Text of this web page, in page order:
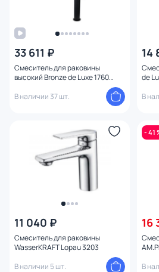
33 611 ₽
Смеситель для раковины
высокий Bronze de Luxe 1760
Лофт 3352SB черный матовый
В наличии 37 шт.
14
de
В
11 040 ₽
Смеситель для раковины
WasserKRAFT Lopau 3203
В наличии 5 шт.
- 41
16
В
Длина излива
Высота излива
Донный клапан
Покрытие
Тип подводки
Отверстия для монтажа